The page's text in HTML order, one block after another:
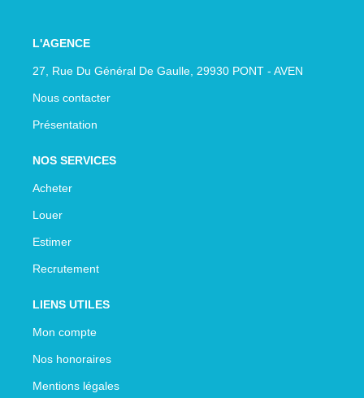
L'AGENCE
27, Rue Du Général De Gaulle, 29930 PONT - AVEN
Nous contacter
Présentation
NOS SERVICES
Acheter
Louer
Estimer
Recrutement
LIENS UTILES
Mon compte
Nos honoraires
Mentions légales